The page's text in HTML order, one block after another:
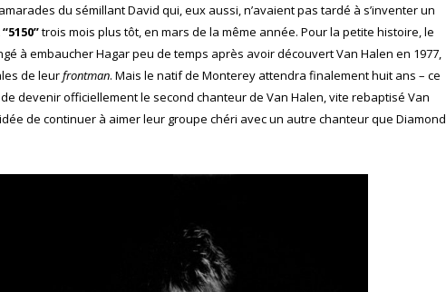
du sémillant David qui, eux aussi, n’avaient pas tardé à s’inventer un
“5150”trois mois plus tôt, en mars de la même année. Pour la petite histoire, le
à embaucher Hagar peu de temps après avoir découvert Van Halen en 1977,
de leurfrontman. Mais le natif de Monterey attendra finalement huit ans – ce
devenir officiellement le second chanteur de Van Halen, vite rebaptisé Van
de continuer à aimer leur groupe chéri avec un autre chanteur que Diamond